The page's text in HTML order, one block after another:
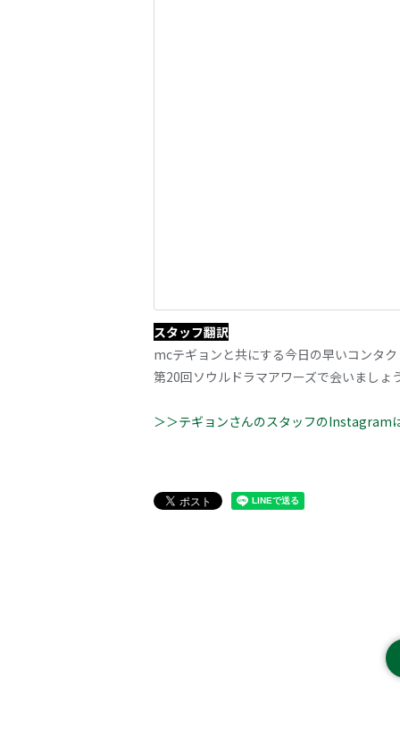
スタッフ翻訳
mcテギョンと共にする今日の早いコンタク
第20回ソウルドラマアワーズで会いましょ
＞＞テギョンさんのスタッフのInstagram